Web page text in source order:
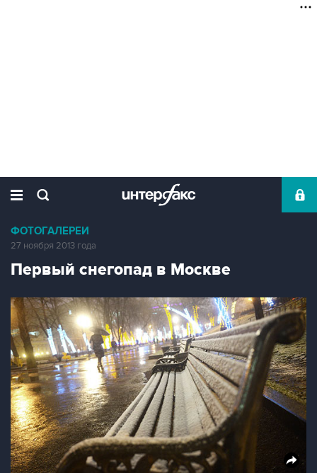
ФОТОГАЛЕРЕИ
27 ноября 2013 года
Первый снегопад в Москве